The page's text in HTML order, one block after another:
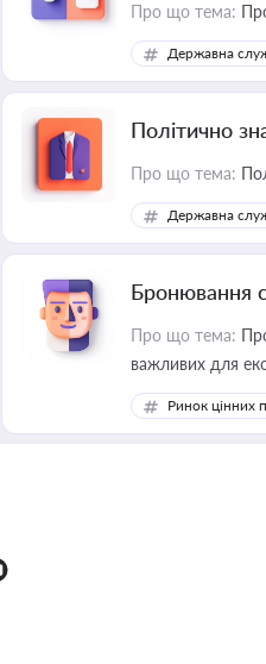
Про що тема:
Державна
Політично
Про що тема:
Державна
Бронювання
Про що тема:
важливих для
Ринок цінних